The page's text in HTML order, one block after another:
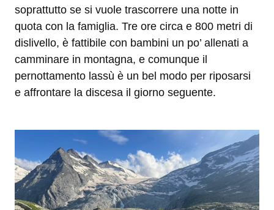
soprattutto se si vuole trascorrere una notte in
quota con la famiglia. Tre ore circa e 800 metri di
dislivello, è fattibile con bambini un po’ allenati a
camminare in montagna, e comunque il
pernottamento lassù è un bel modo per riposarsi
e affrontare la discesa il giorno seguente.